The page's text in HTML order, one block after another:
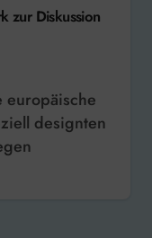
zur Diskussion
designten